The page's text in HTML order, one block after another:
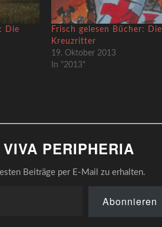
Die
Frisch gelesen Bücher: Die
Kreuzritter
19. Oktober 2013
In "2013"
PERIPHERIA
Beiträge per E-Mail zu erhalten.
Abonnieren